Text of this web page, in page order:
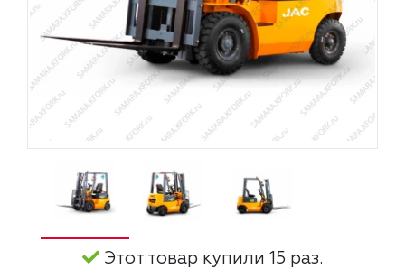
Этот товар купили 15 раз.